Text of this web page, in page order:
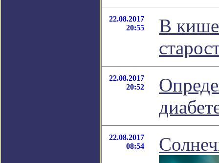
22.08.2017
20:55
В
22.08.2017
20:52
22.08.2017
08:54